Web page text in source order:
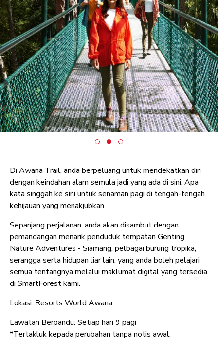
Di Awana Trail, anda berpeluang untuk mendekatkan diri
dengan keindahan alam semula jadi yang ada di sini. Apa
kata singgah ke sini untuk senaman pagi di tengah-tengah
kehijauan yang menakjubkan.
Sepanjang perjalanan, anda akan disambut dengan
pemandangan menarik penduduk tempatan Genting
Nature Adventures - Siamang, pelbagai burung tropika,
serangga serta hidupan liar lain, yang anda boleh pelajari
semua tentangnya melalui maklumat digital yang tersedia
di SmartForest kami.
Lokasi: Resorts World Awana
Lawatan Berpandu: Setiap hari 9 pagi
*Tertakluk kepada perubahan tanpa notis awal.